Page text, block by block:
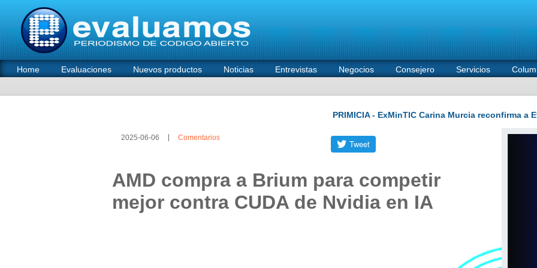
Home Evaluaciones Nuevos productos Noticias Entrevistas Negocios Consejero Servicios
2025-06-06 Comentarios
AMD compra a Brium para competir
mejor contra CUDA de Nvidia en IA